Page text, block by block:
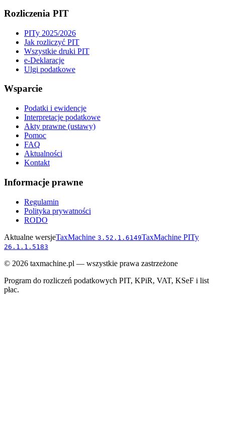
Rozliczenia PIT
PITy 2025/2026
Jak rozliczyć PIT
Wszystkie druki PIT
e-Deklaracje
Ulgi podatkowe
Wsparcie
Podatki i ewidencje
Interpretacje podatkowe
Akty prawne (ustawy)
Pomoc
FAQ
Aktualności
Kontakt
Informacje prawne
Regulamin
Polityka prywatności
RODO
Aktualne wersjeTaxMachine 3.52.1.6149TaxMachine PITy
26.1.1.5183
© 2026 taxmachine.pl — wszystkie prawa zastrzeżone
Program do rozliczeń podatkowych PIT, KPiR, VAT, KSeF i list
płac.